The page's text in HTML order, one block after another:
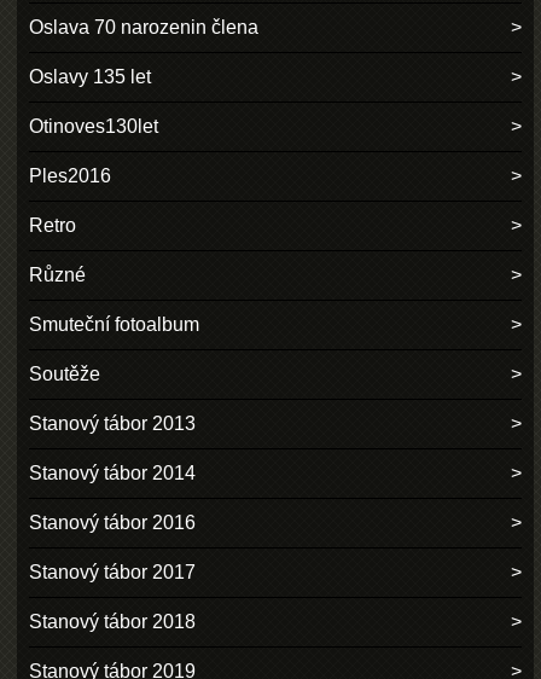
Oslava 70 narozenin člena
Oslavy 135 let
Otinoves130let
Ples2016
Retro
Různé
Smuteční fotoalbum
Soutěže
Stanový tábor 2013
Stanový tábor 2014
Stanový tábor 2016
Stanový tábor 2017
Stanový tábor 2018
Stanový tábor 2019